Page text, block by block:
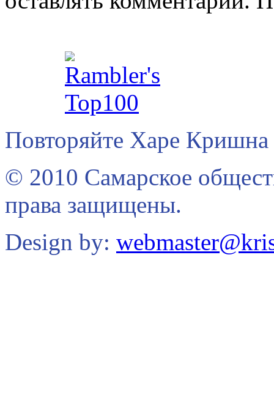
Повторяйте Харе Кришна
© 2010 Самарское
права защищены.
Design by: